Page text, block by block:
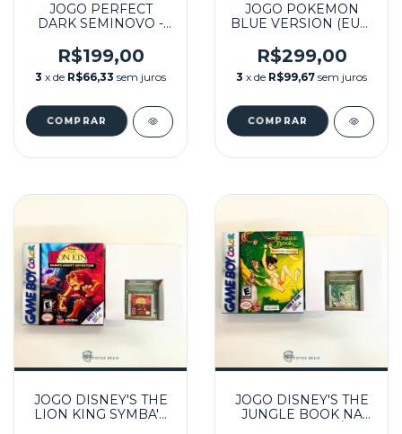
JOGO PERFECT
DARK SEMINOVO -
R$199,00
3 x de R$66,33 sem juros
JOGO POKEMON
BLUE VERSION (EUR)
R$299,00
3 x de R$99,67 sem juros
JOGO DISNEY'S THE
LION KING SYMBA'S
JOGO DISNEY'S THE
JUNGLE BOOK NA